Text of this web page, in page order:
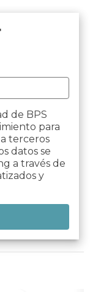
de BPS
para
terceros
datos se
a través de
y